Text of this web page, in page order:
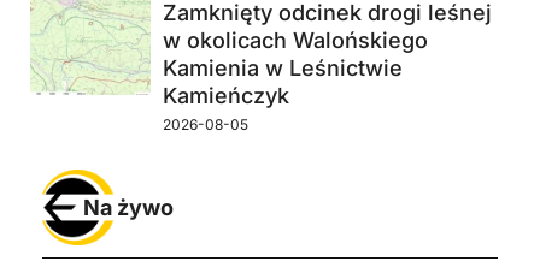
Zamknięty odcinek drogi leśnej
w okolicach Walońskiego
Kamienia w Leśnictwie
Kamieńczyk
2026-08-05
Na żywo